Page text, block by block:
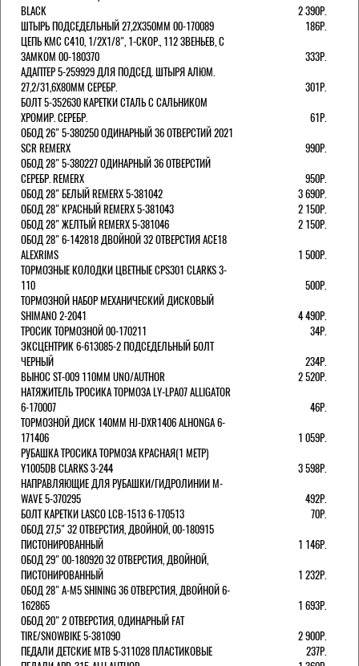
BLACK
2 390Р.
ШТЫРЬ ПОДСЕДЕЛЬНЫЙ 27,2Х350ММ 00-170089
186Р.
ЦЕПЬ KMC C410, 1/2Х1/8", 1-СКОР., 112 ЗВЕНЬЕВ, С
ЗАМКОМ 00-180370
333Р.
АДАПТЕР 5-259929 ДЛЯ ПОДСЕД. ШТЫРЯ АЛЮМ.
27,2/31,6Х80ММ СЕРЕБР.
301Р.
БОЛТ 5-352630 КАРЕТКИ СТАЛЬ С САЛЬНИКОМ
ХРОМИР. СЕРЕБР.
61Р.
ОБОД 26" 5-380250 ОДИНАРНЫЙ 36 ОТВЕРСТИЙ 2021
SCR REMERX
990Р.
ОБОД 28" 5-380227 ОДИНАРНЫЙ 36 ОТВЕРСТИЙ
СЕРЕБР. REMERX
950Р.
ОБОД 28" БЕЛЫЙ REMERX 5-381042
3 690Р.
ОБОД 28" КРАСНЫЙ REMERX 5-381043
2 150Р.
ОБОД 28" ЖЕЛТЫЙ REMERX 5-381046
2 150Р.
ОБОД 28" 6-142818 ДВОЙНОЙ 32 ОТВЕРСТИЯ ACE18
ALEXRIMS
1 500Р.
ТОРМОЗНЫЕ КОЛОДКИ ЦВЕТНЫЕ CPS301 CLARKS 3-
110
500Р.
ТОРМОЗНОЙ НАБОР МЕХАНИЧЕСКИЙ ДИСКОВЫЙ
SHIMANO 2-2041
4 490Р.
ТРОСИК ТОРМОЗНОЙ 00-170211
34Р.
ЭКСЦЕНТРИК 6-613085-2 ПОДСЕДЕЛЬНЫЙ БОЛТ
ЧЕРНЫЙ
234Р.
ВЫНОС ST-009 110ММ UNO/AUTHOR
2 520Р.
НАТЯЖИТЕЛЬ ТРОСИКА ТОРМОЗА LY-LPA07 ALLIGATOR
6-170007
46Р.
ТОРМОЗНОЙ ДИСК 140ММ HJ-DXR1406 ALHONGA 6-
171406
1 059Р.
РУБАШКА ТРОСИКА ТОРМОЗА КРАСНАЯ(1 МЕТР)
Y1005DB CLARKS 3-244
3 598Р.
НАПРАВЛЯЮЩИЕ ДЛЯ РУБАШКИ/ГИДРОЛИНИИ M-
WAVE 5-370295
492Р.
БОЛТ КАРЕТКИ LASCO LCB-1513 6-170513
70Р.
ОБОД 27,5" 32 ОТВЕРСТИЯ, ДВОЙНОЙ, 00-180915
ПИСТОНИРОВАННЫЙ
1 146Р.
ОБОД 29" 00-180920 32 ОТВЕРСТИЯ, ДВОЙНОЙ,
ПИСТОНИРОВАННЫЙ
1 232Р.
ОБОД 28" A-M5 SHINING 36 ОТВЕРСТИЯ, ДВОЙНОЙ 6-
162865
1 693Р.
ОБОД 20" 2 ОТВЕРСТИЯ, ОДИНАРНЫЙ FAT
TIRE/SNOWBIKE 5-381090
2 900Р.
ПЕДАЛИ ДЕТСКИЕ MTB 5-311028 ПЛАСТИКОВЫЕ
237Р.